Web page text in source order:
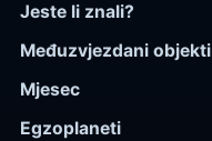
Jeste li znali?
Međuzvjezdani objekti
Mjesec
Egzoplaneti